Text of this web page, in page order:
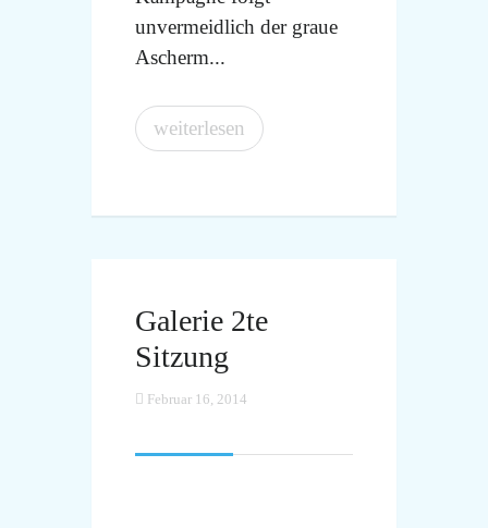
unvermeidlich der graue
Ascherm...
weiterlesen
Galerie 2te
Sitzung
Februar 16, 2014